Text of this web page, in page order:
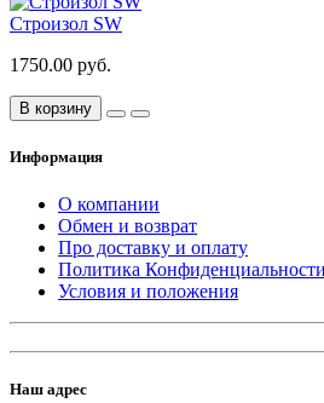
Строизол SW
1750.00 руб.
В корзину
Информация
О компании
Обмен и возврат
Про доставку и оплату
Политика Конфиденциальности
Условия и положения
Наш адрес